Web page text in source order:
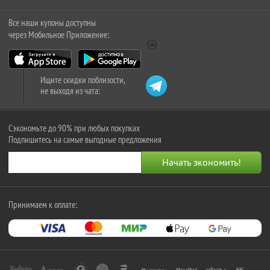
Все наши купоны доступны
через Мобильное Приложение:
Ищите скидки поблизости,
не выходя из чата:
Сэкономьте до 90% при любых покупках
Подпишитесь на самые выгодные предложения
Принимаем к оплате: